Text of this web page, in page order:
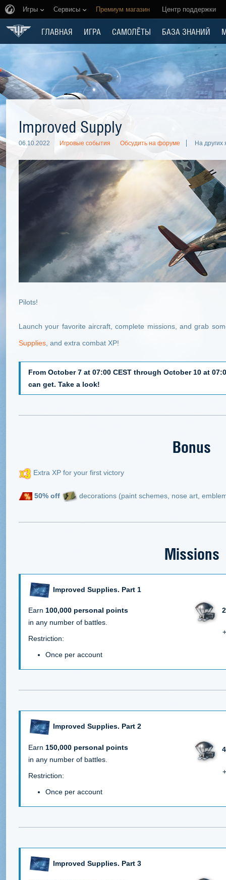
Игры Сервисы Премиум магазин Центр поддержки
ГЛАВНАЯ ИГРА САМОЛЁТЫ БАЗА ЗНАНИЙ
Improved Supply
06.10.2022 Игровые события Обсудить на форуме На других
Pilots!
Launch your favorite aircraft, complete missions, and grab
Supplies, and extra combat XP!
From October 7 at 07:00 CEST through October 10 at
can get. Take a look!
Bonus
Extra XP for your first victory
50% off decorations (paint schemes, nose art,
Missions
Improved Supplies. Part 1
2
Earn 100,000 personal points
in any number of battles.
Restriction:
Once per account
Improved Supplies. Part 2
4
Earn 150,000 personal points
in any number of battles.
Restriction:
Once per account
Improved Supplies. Part 3